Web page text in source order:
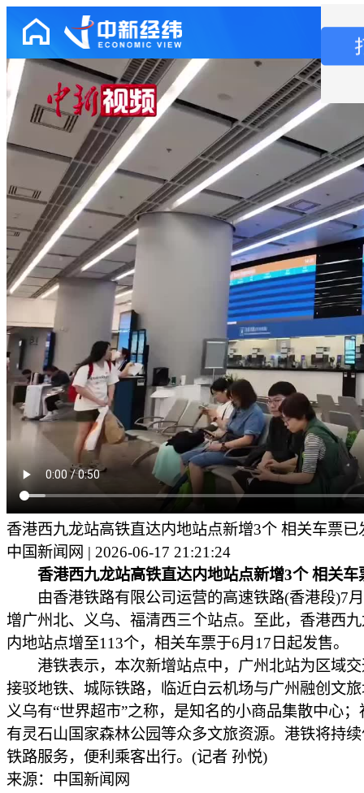
香港西九龙站高铁直达内地站点新增3个 相关车票已
中国新闻网 | 2026-06-17 21:21:24
香港西九龙站高铁直达内地站点新增3个 相关车
由香港铁路有限公司运营的高速铁路(香港段)7
增广州北、义乌、福清西三个站点。至此，香港西
内地站点增至113个，相关车票于6月17日起发售。
港铁表示，本次新增站点中，广州北站为区域交
接驳地铁、城际铁路，临近白云机场与广州融创文
义乌有“世界超市”之称，是知名的小商品集散中心
有灵石山国家森林公园等众多文旅资源。港铁将持
铁路服务，便利乘客出行。(记者 孙悦)
来源：中国新闻网